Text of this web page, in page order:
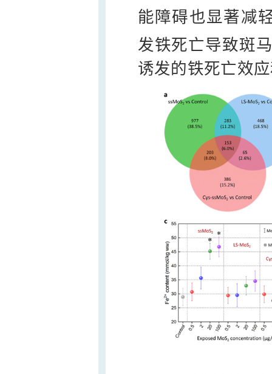
能障碍也显著减
发铁死亡导致斑
诱发的铁死亡效